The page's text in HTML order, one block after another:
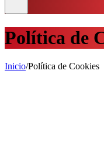
Política de
Inicio/Política de Cookies